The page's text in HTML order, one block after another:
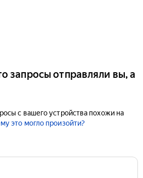
запросы отправляли вы, а
с вашего устройства похожи на
это могло произойти?